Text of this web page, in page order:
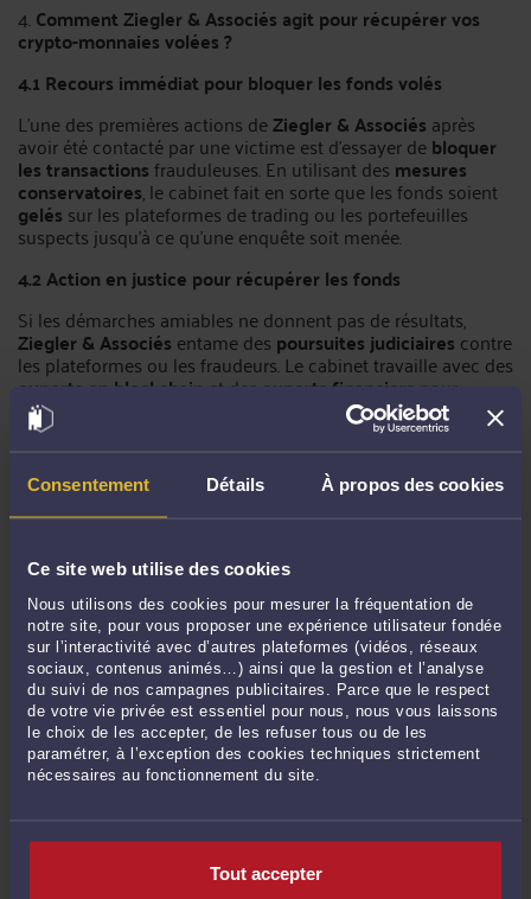
Consentement Détails À propos des cookies
Ce site web utilise des cookies
Nous utilisons des cookies pour mesurer la fréquentation de
notre site, pour vous proposer une expérience utilisateur fondée
sur l’interactivité avec d’autres plateformes (vidéos, réseaux
sociaux, contenus animés…) ainsi que la gestion et l’analyse
du suivi de nos campagnes publicitaires. Parce que le respect
de votre vie privée est essentiel pour nous, nous vous laissons
le choix de les accepter, de les refuser tous ou de les
paramétrer, à l’exception des cookies techniques strictement
nécessaires au fonctionnement du site.
Tout accepter
4.Comment Ziegler & Associés agit pour récupérer vos
crypto-monnaies volées ?
4.1 Recours immédiat pour bloquer les fonds volés
L'une des premières actions deZiegler & Associés après
avoir été contacté par une victime est d’essayer debloquer
les transactionsfrauduleuses. En utilisant des mesures
conservatoires, le cabinet fait en sorte que les fonds soient
gelés sur les plateformes de trading ou les portefeuilles
suspects jusqu’à ce qu’une enquête soit menée.
4.2 Action en justice pour récupérer les fonds
Si les démarches amiables ne donnent pas de résultats,
Ziegler & Associés entame des poursuites judiciaires contre
les plateformes ou les fraudeurs. Le cabinet travaille avec des
experts en blockchain et des experts financiers pour
analyser les données et suivre les transactions jusqu’à leur
origine.
4.3 Négociation avec les parties impliquées
Le cabinet peut également essayer denégocier une
d’autres parties impliquées. Ces négociations sont souvent
plus efficaces lorsque l’affaire est bien documentée et
soutenue par une expertise juridique solide.
Contactez-nous
5.Conclusion
Lesvols de cryptomonnaiessont devenus une réalité
avocat spécialisécomme ceux de